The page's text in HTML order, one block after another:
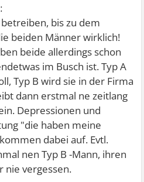
bis zu dem
beiden Männer wirklich!
beide allerdings schon
im Busch ist. Typ A
Typ B wird sie in der Firma
dann erstmal ne zeitlang
Depressionen und
"die haben meine
dabei auf. Evtl.
nen Typ B -Mann, ihren
nie vergessen.